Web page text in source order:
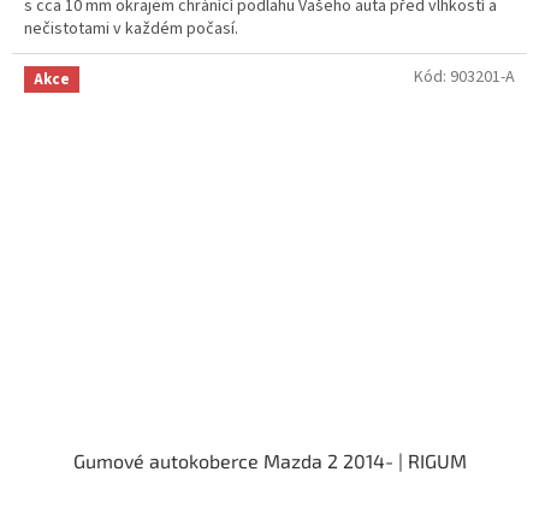
s cca 10 mm okrajem chránící podlahu Vašeho auta před vlhkostí a
nečistotami v každém počasí.
Akce
Gumové autokoberce Mazda 2 2014- | RIGUM
Kód: 903201-A